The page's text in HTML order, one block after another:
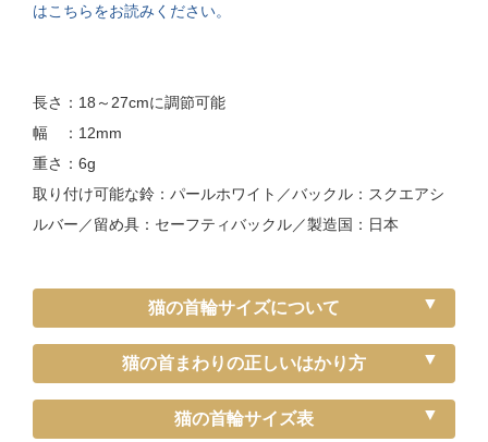
はこちらをお読みください。
長さ：18～27cmに調節可能
幅 ：12mm
重さ：6g
取り付け可能な鈴：パールホワイト／バックル：スクエアシ
ルバー／留め具：セーフティバックル／製造国：日本
猫の首輪サイズについて
猫の首まわりの正しいはかり方
猫の首輪サイズ表